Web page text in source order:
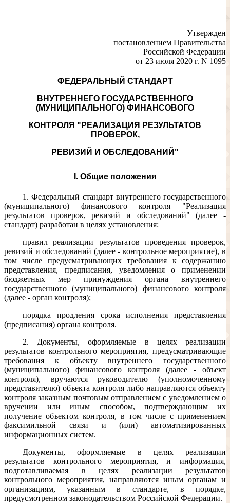
Утвержден
постановлением Правительства
Российской Федерации
от 23 июля 2020 г. N 1095
ФЕДЕРАЛЬНЫЙ СТАНДАРТ
ВНУТРЕННЕГО ГОСУДАРСТВЕННОГО
(МУНИЦИПАЛЬНОГО) ФИНАНСОВОГО
КОНТРОЛЯ "РЕАЛИЗАЦИЯ РЕЗУЛЬТАТОВ
ПРОВЕРОК,
РЕВИЗИЙ И ОБСЛЕДОВАНИЙ"
I. Общие положения
1. Федеральный стандарт внутреннего государственного
(муниципального) финансового контроля "Реализация
результатов проверок, ревизий и обследований" (далее -
стандарт) разработан в целях установления:
правил реализации результатов проведения проверок,
ревизий и обследований (далее - контрольное мероприятие), в
том числе предусматривающих требования к содержанию
представления, предписания, уведомления о применении
бюджетных мер принуждения органа внутреннего
государственного (муниципального) финансового контроля
(далее - орган контроля);
порядка продления срока исполнения представления
(предписания) органа контроля.
2. Документы, оформляемые в целях реализации
результатов контрольного мероприятия, предусматривающие
требования к объекту внутреннего государственного
(муниципального) финансового контроля (далее - объект
контроля), вручаются руководителю (уполномоченному
представителю) объекта контроля либо направляются объекту
контроля заказным почтовым отправлением с уведомлением о
вручении или иным способом, подтверждающим их
получение объектом контроля, в том числе с применением
факсимильной связи и (или) автоматизированных
информационных систем.
Документы, оформляемые в целях реализации
результатов контрольного мероприятия, и информация,
подготавливаемая в целях реализации результатов
контрольного мероприятия, направляются иным органам и
организациям, указанным в стандарте, в порядке,
предусмотренном законодательством Российской Федерации.